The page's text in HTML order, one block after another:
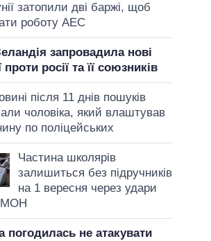
затопили дві баржі, щоб
роботу АЕС
запровадила нові
проти росії та її союзників
після 11 днів пошуків
чоловіка, який влаштував
по поліцейських
Частина школярів
залишиться без підручників
на 1 вересня через удари
МОН
погодилась не атакувати